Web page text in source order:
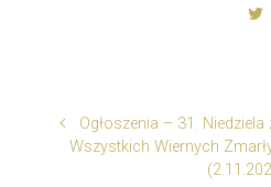
Ogłoszenia – 31.
Wszystkich Wiernych